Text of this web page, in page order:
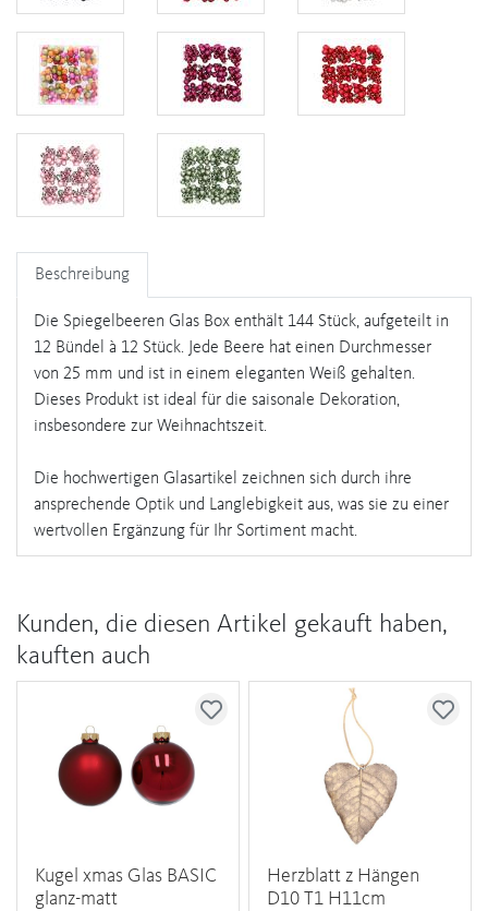
Beschreibung
Die Spiegelbeeren Glas Box enthält 144 Stück, aufgeteilt in
12 Bündel à 12 Stück. Jede Beere hat einen Durchmesser
von 25 mm und ist in einem eleganten Weiß gehalten.
Dieses Produkt ist ideal für die saisonale Dekoration,
insbesondere zur Weihnachtszeit.
Die hochwertigen Glasartikel zeichnen sich durch ihre
ansprechende Optik und Langlebigkeit aus, was sie zu einer
wertvollen Ergänzung für Ihr Sortiment macht.
Kunden, die diesen Artikel gekauft haben,
kauften auch
Kugel xmas Glas BASIC
glanz-matt
Herzblatt z Hängen
D10 T1 H11cm